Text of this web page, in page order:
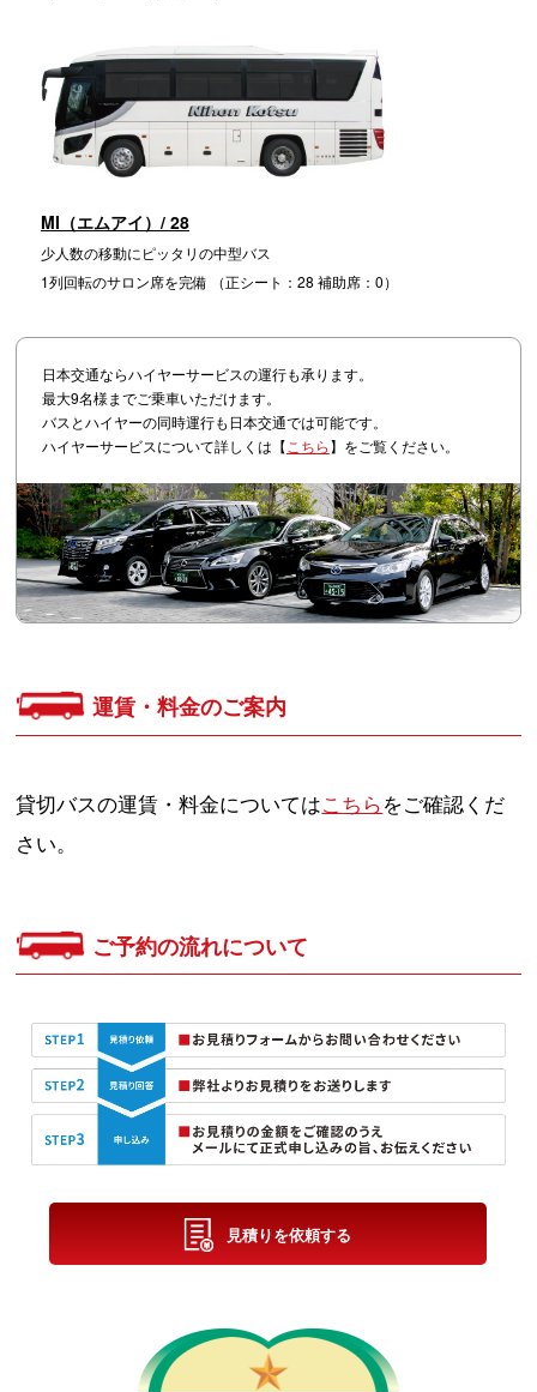
MI（エムアイ）/ 28
少人数の移動にピッタリの中型バス
1列回転のサロン席を完備 （正シート：28 補助席：0）
日本交通ならハイヤーサービスの運行も承ります。
最大9名様までご乗車いただけます。
バスとハイヤーの同時運行も日本交通では可能です。
ハイヤーサービスについて詳しくは【 こちら】をご覧ください。
運賃・料金のご案内
貸切バスの運賃・料金についてはこちらをご確認くだ
さい。
ご予約の流れについて
見積りを依頼する